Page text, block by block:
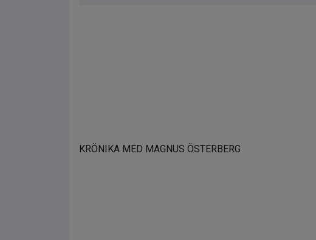
KRÖNIKA MED MAGNUS ÖSTERBERG